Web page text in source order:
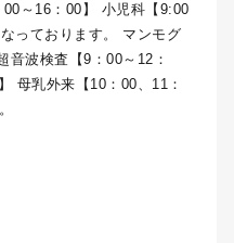
～16：00】 小児科【9:00
っております。 マンモグ
音波検査【9：00～12：
母乳外来【10：00、11：